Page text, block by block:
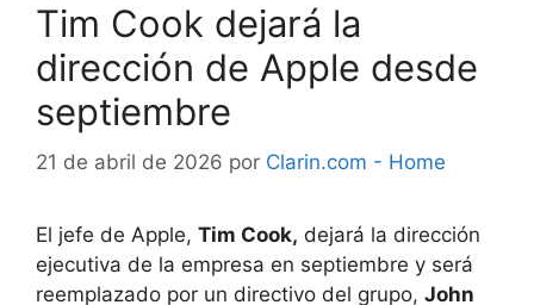
Tim Cook dejará la
dirección de Apple desde
septiembre
21 de abril de 2026 por Clarin.com - Home
El jefe de Apple, Tim Cook, dejará la dirección
ejecutiva de la empresa en septiembre y será
reemplazado por un directivo del grupo, John